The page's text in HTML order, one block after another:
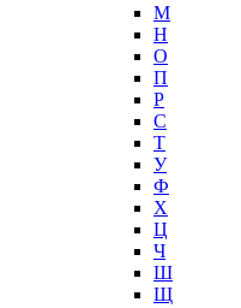
М
Н
О
П
Р
С
Т
У
Ф
Х
Ц
Ч
Ш
Щ